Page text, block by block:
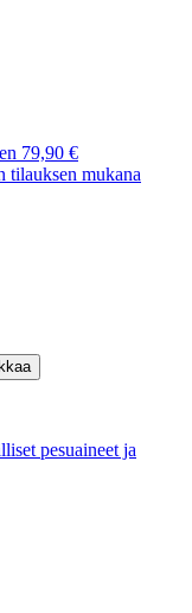
79,90 €
tilauksen mukana
pesuaineet ja